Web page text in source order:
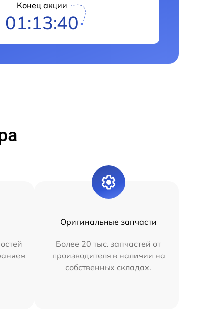
Конец акции
01:13:39
Оригинальные запчасти
Более 20 тыс. запчастей от
производителя в наличии на
собственных складах.